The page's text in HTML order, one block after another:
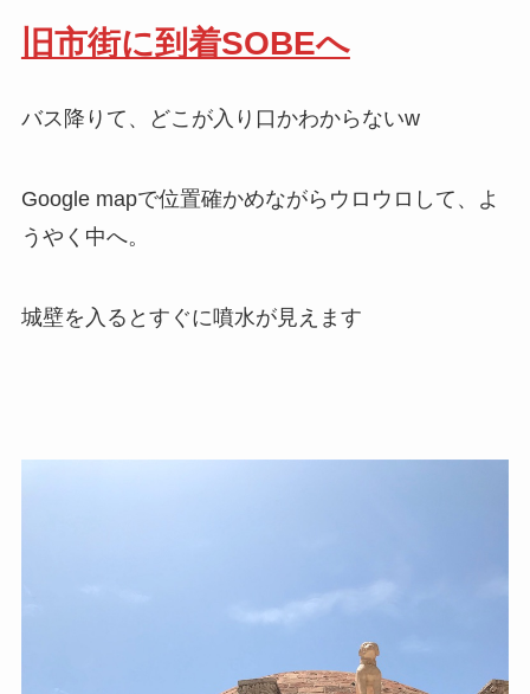
旧市街に到着SOBEへ
バス降りて、どこが入り口かわからないw
Google mapで位置確かめながらウロウロして、よ
うやく中へ。
城壁を入るとすぐに噴水が見えます